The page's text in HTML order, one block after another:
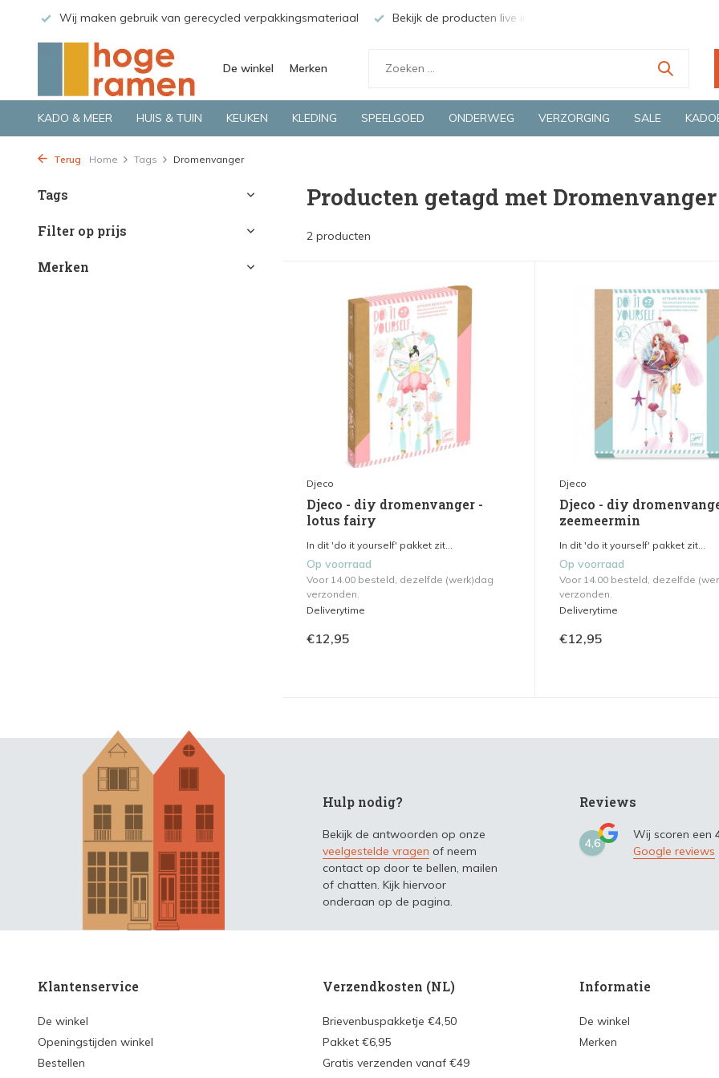
Wij maken gebruik van gerecycled verpakkingsmateriaal Bekijk de producten live in onze winkel in Deventer
De winkel Merken
KADO & MEER HUIS & TUIN KEUKEN KLEDING SPEELGOED ONDERWEG VERZORGING SALE
Terug Home Tags Dromenvanger
Tags
Filter op prijs
Merken
Producten getagd met Dromenvanger
2 producten
Djeco
Djeco - diy dromenvanger -
lotus fairy
In dit 'do it yourself' pakket zit...
Op voorraad
Voor 14.00 besteld, dezelfde (werk)dag
verzonden.
Deliverytime
€12,95
Djeco
Djeco - diy
zeemeermin
In dit 'do it yourself' pakket zit...
Op voorraad
Voor 14.00 besteld, dezelfde
verzonden.
Deliverytime
€12,95
Hulp nodig?
Bekijk de antwoorden op onze
veelgestelde vragen of neem
contact op door te bellen, mailen
of chatten. Kijk hiervoor
onderaan op de pagina.
Reviews
4,6
Wij scoren een
Google reviews
Klantenservice
De winkel
Openingstijden winkel
Bestellen
Verzendkosten (NL)
Brievenbuspakketje €4,50
Pakket €6,95
Gratis verzenden vanaf €49
Informatie
De winkel
Merken